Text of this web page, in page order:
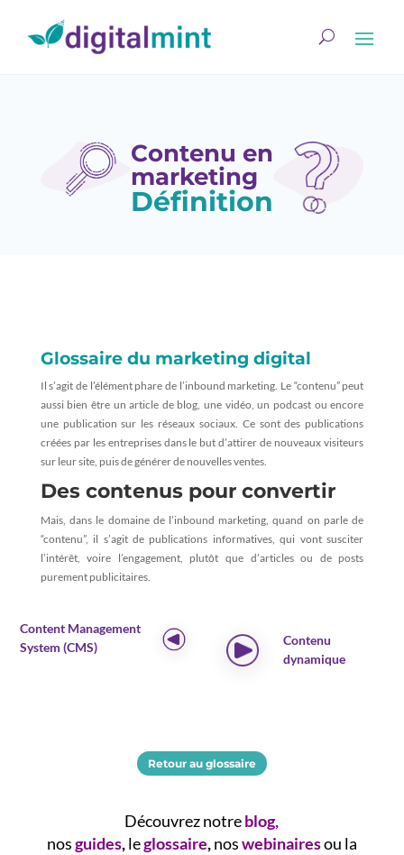
Contenu en
marketing
Définition
Glossaire du marketing digital
Il s’agit de l’élément phare de l’inbound marketing. Le “contenu” peut
aussi bien être un article de blog, une vidéo, un podcast ou encore
une publication sur les réseaux sociaux. Ce sont des publications
créées par les entreprises dans le but d’attirer de nouveaux visiteurs
sur leur site, puis de générer de nouvelles ventes.
Des contenus pour convertir
Mais, dans le domaine de l’inbound marketing, quand on parle de
“contenu”, il s’agit de publications informatives, qui vont susciter
l’intérêt, voire l’engagement, plutôt que d’articles ou de posts
purement publicitaires.
Content Management
System (CMS)
Contenu
dynamique
Retour au glossaire
Découvrez notreblog,
nosguides,leglossaire,noswebinairesou la